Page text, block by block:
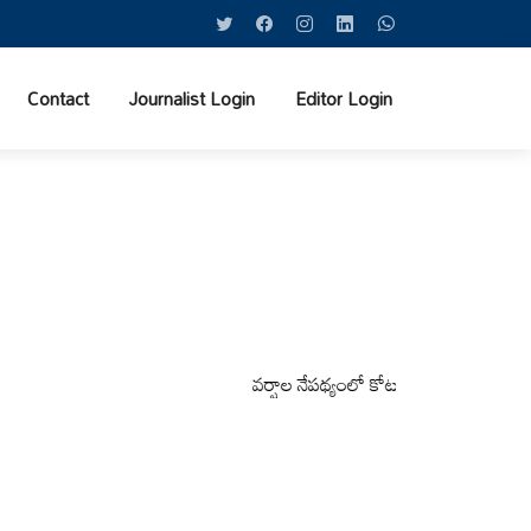
Contact Journalist Login Editor Login
వర్షాల నేపథ్యంలో కోటపల్లి, వేమనపల్లి మండలాల